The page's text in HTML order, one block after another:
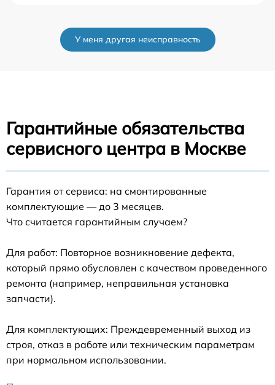
У меня другая неисправность
Гарантийные обязательства
сервисного центра в Москве
Гарантия от сервиса: на смонтированные
комплектующие — до 3 месяцев.
Что считается гарантийным случаем?
Для работ: Повторное возникновение дефекта,
который прямо обусловлен с качеством проведенного
ремонта (например, неправильная установка
запчасти).
Для комплектующих: Преждевременный выход из
строя, отказ в работе или техническим параметрам
при нормальном использовании.